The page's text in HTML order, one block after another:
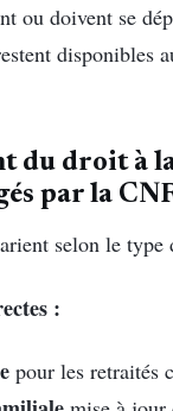
ou doivent se
disponibles
du droit à
par la
selon le type
:
pour les retraités